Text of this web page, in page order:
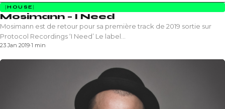
HOUSE
Mosimann – I Need
Mosimann est de retour pour sa première track de 2019 sortie sur
Protocol Recordings ‘I Need’ Le label…
23 Jan 2019·1 min